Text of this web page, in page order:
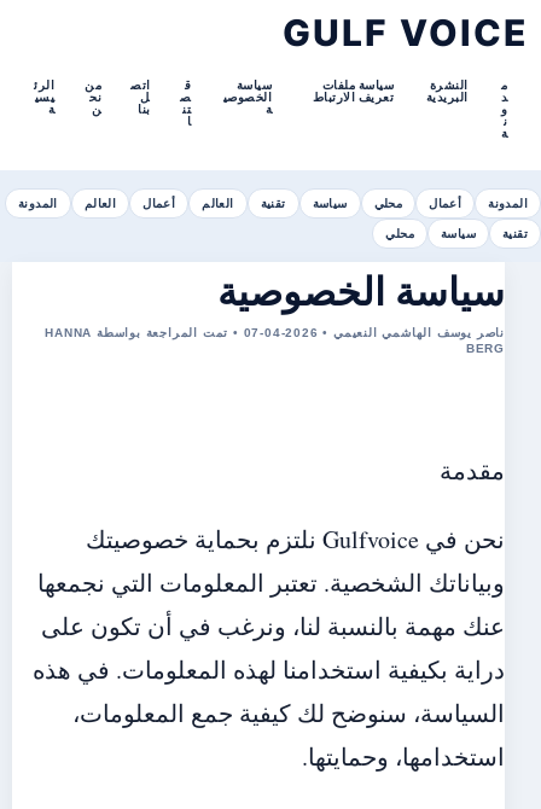
GULF VOICE
الرئ
يسي
ة
من
نح
ن
اتص
ل
بنا
ق
ص
تن
ا
سياسة
الخصوصي
ة
سياسة ملفات
تعريف الارتباط
النشرة
البريدية
م
د
و
ن
ة
المدونة أعمال محلي سياسة تقنية العالم أعمال العالم المدونة
تقنية سياسة محلي
سياسة الخصوصية
ناصر يوسف الهاشمي النعيمي • 2026-04-07 • تمت المراجعة بواسطة HANNA
BERG
مقدمة
نحن في Gulfvoice نلتزم بحماية خصوصيتك
وبياناتك الشخصية. تعتبر المعلومات التي نجمعها
عنك مهمة بالنسبة لنا، ونرغب في أن تكون على
دراية بكيفية استخدامنا لهذه المعلومات. في هذه
السياسة، سنوضح لك كيفية جمع المعلومات،
استخدامها، وحمايتها.